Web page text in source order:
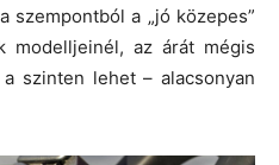
szempontból a „jó közepes”
modelljeinél, az árát mégis
szinten lehet – alacsonyan